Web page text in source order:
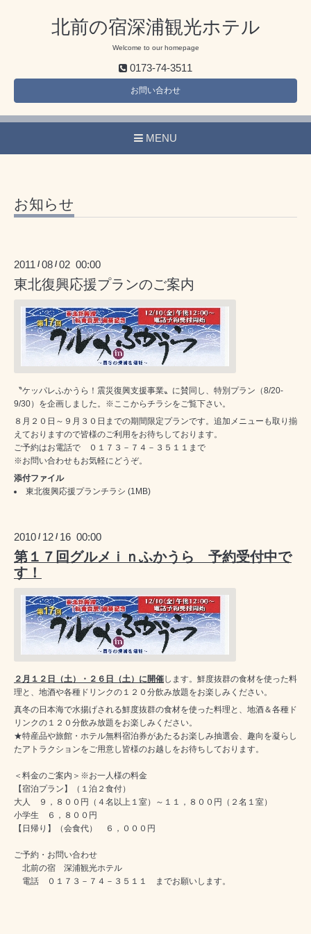
北前の宿深浦観光ホテル
Welcome to our homepage
0173-74-3511
お問い合わせ
MENU
お知らせ
2011 /08 /02 00:00
東北復興応援プランのご案内
〝ケッパレふかうら！震災復興支援事業〟に賛同し、特別プラン（8/20-
9/30）を企画しました。※ ここからチラシをご覧下さい。
８月２０日～９月３０日までの期間限定プランです。追加メニューも取り揃
えておりますので皆様のご利用をお待ちしております。
ご予約はお電話で ０１７３－７４－３５１１まで
※お問い合わせもお気軽にどうぞ。
添付ファイル
東北復興応援プランチラシ (1MB)
2010 / 12 / 16 00:00
第１７回グルメｉｎふかうら 予約受付中で
す！
２月１２日（土）・２６日（土）に開催します。鮮度抜群の食材を使った料
理と、地酒や各種ドリンクの１２０分飲み放題をお楽しみください。
真冬の日本海で水揚げされる鮮度抜群の食材を使った料理と、地酒＆各種ド
リンクの１２０分飲み放題をお楽しみください。
★特産品や旅館・ホテル無料宿泊券があたるお楽しみ抽選会、趣向を凝らし
たアトラクションをご用意し皆様のお越しをお待ちしております。
＜料金のご案内＞※お一人様の料金
【宿泊プラン】（１泊２食付）
大人 ９，８００円（４名以上１室）～１１，８００円（２名１室）
小学生 ６，８００円
【日帰り】（会食代） ６，０００円
ご予約・お問い合わせ
北前の宿 深浦観光ホテル
電話 ０１７３－７４－３５１１ までお願いします。